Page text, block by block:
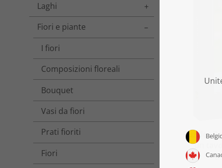
Laghi
Toggle menu
Fiori e piante
Toggle menu
I fiori
Composizioni floreali
Bouquet
Vasi da fiori
Prati fioriti
Fiori
Puzzle
un
a